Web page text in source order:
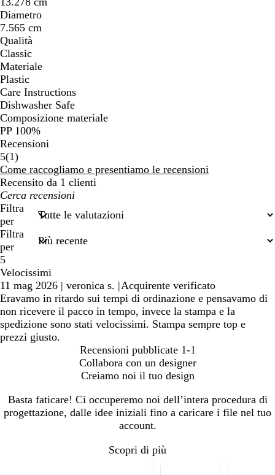
Diametro
7.565 cm
Qualità
Classic
Materiale
Plastic
Care Instructions
Dishwasher Safe
Composizione materiale
PP 100%
Recensioni
5(11
recensioni
)
Come raccogliamo e presentiamo le recensioni
Recensito da 1 clienti
I
miei
termini
di
ricerca
Filtra
per
Filtra
per
5
Velocissimi
11 mag 2026 | veronica s. |Acquirente verificato
Eravamo in ritardo sui tempi di ordinazione e pensavamo di
non ricevere il pacco in tempo, invece la stampa e la
spedizione sono stati velocissimi. Stampa sempre top e
prezzi giusto.
Recensioni pubblicate 1-1
Collabora con un designer
Creiamo noi il tuo design
Basta faticare! Ci occuperemo noi dell’intera procedura di
progettazione, dalle idee iniziali fino a caricare i file nel tuo
account.
Scopri di più